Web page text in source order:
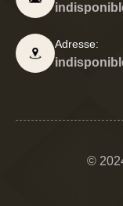
Adresse:
©